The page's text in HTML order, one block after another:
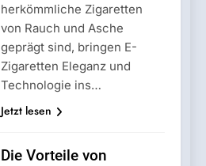
herkömmliche Zigaretten
von Rauch und Asche
geprägt sind, bringen E-
Zigaretten Eleganz und
Technologie ins…
Jetzt lesen
Die Vorteile von